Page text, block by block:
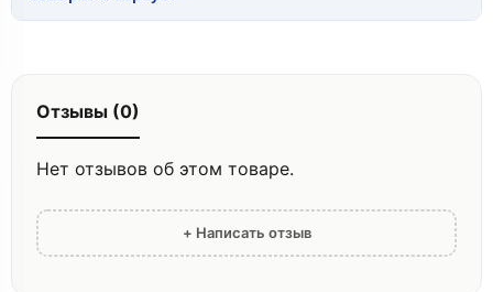
Отзывы (0)
Нет отзывов об этом товаре.
+ Написать отзыв